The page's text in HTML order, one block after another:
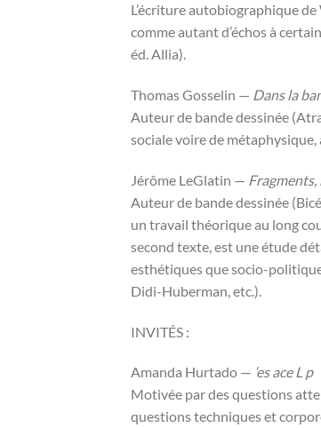
L’écriture autobiographique
comme autant d’échos à
éd. Allia).
Thomas Gosselin — Dans la
Auteur de bande dessinée
sociale voire de métaphysique,
Jérôme LeGlatin — Fragments,
Auteur de bande dessinée
un travail théorique au long
second texte, est une étude
esthétiques que socio-
Didi-Huberman, etc.).
INVITÉS :
Amanda Hurtado — ‘es ace L p
Motivée par des questions
questions techniques et